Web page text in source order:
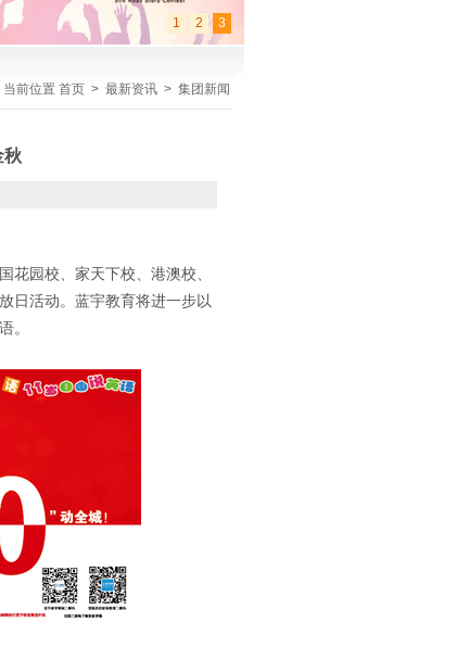
1 2 3
当前位置 首页 > 最新资讯 > 集团新闻
秋
园校、家天下校、港澳校、
日活动。蓝宇教育将进一步以
。